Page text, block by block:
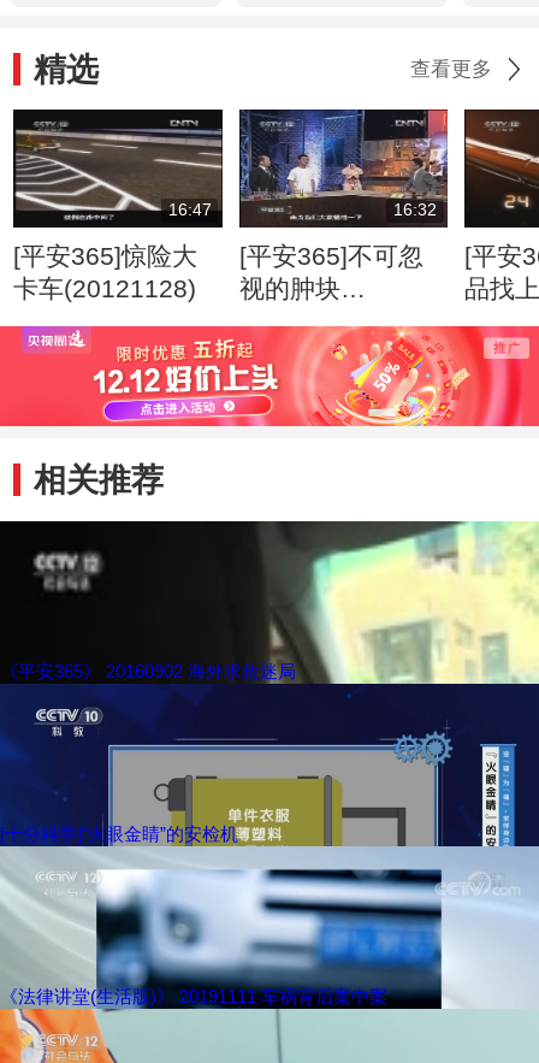
精选 查看更多
16:47
[平安365]惊险大
卡车(20121128)
16:32
[平安365]不可忽
视的肿块
(20120807)
[平安
品找
相关推荐
《平安365》 20160902 海外求救迷局
[十分科学]“火眼金睛”的安检机
《法律讲堂(生活版)》 20191111 车祸背后案中案